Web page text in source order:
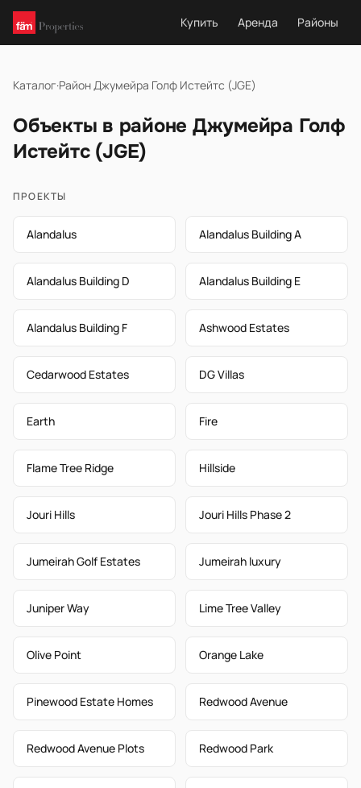
Купить Аренда Районы
Каталог·Район Джумейра Голф Истейтс (JGE)
Объекты в районе Джумейра Голф
Истейтс (JGE)
ПРОЕКТЫ
Alandalus Alandalus Building A
Alandalus Building D Alandalus Building E
Alandalus Building F Ashwood Estates
Cedarwood Estates DG Villas
Earth Fire
Flame Tree Ridge Hillside
Jouri Hills Jouri Hills Phase 2
Jumeirah Golf Estates Jumeirah luxury
Juniper Way Lime Tree Valley
Olive Point Orange Lake
Pinewood Estate Homes Redwood Avenue
Redwood Avenue Plots Redwood Park